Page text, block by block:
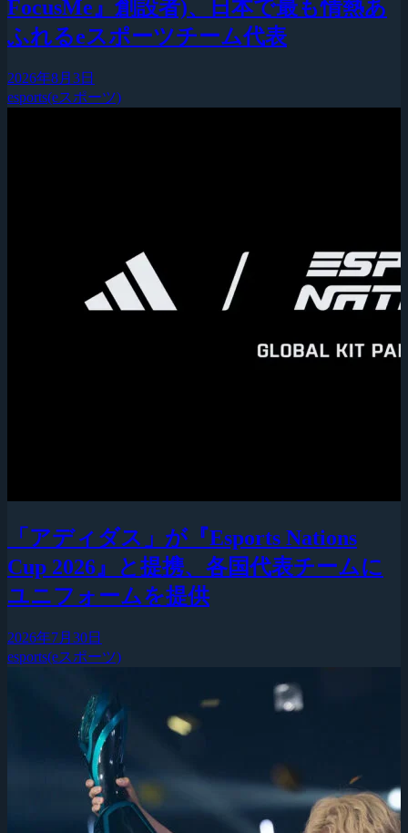
FocusMe』創設者)、日本で最も情熱あ
ふれるeスポーツチーム代表
2026年8月3日
esports(eスポーツ)
「アディダス」が『Esports Nations
Cup 2026』と提携、各国代表チームに
ユニフォームを提供
2026年7月30日
esports(eスポーツ)